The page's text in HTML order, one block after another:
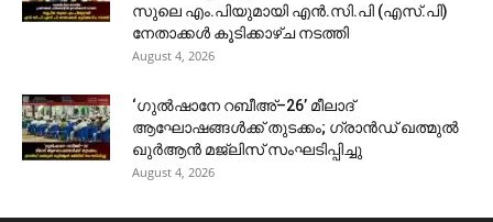
സുലെ എം.പിയുമായി എൻ.സി.പി (എസ്.പി)
നേതാക്കൾ കൂടിക്കാഴ്ച നടത്തി
August 4, 2026
‘ഗുൽഷാനേ റബീഅ്–26’ മീലാദ്
ആഘോഷങ്ങൾക്ക് തുടക്കം; ഗ്രാൻഡ് ഖത്മുൽ
ഖുർആൻ മജ്‌ലിസ് സംഘടിപ്പിച്ചു
August 4, 2026